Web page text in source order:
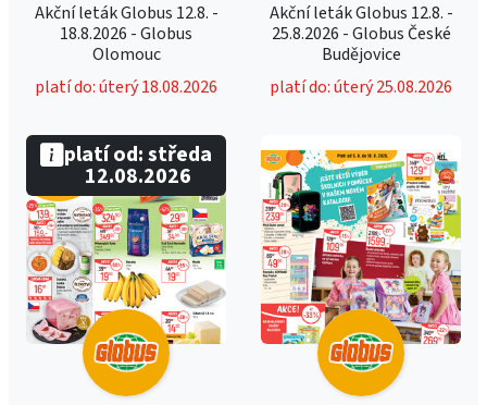
Akční leták Globus 12.8. -
18.8.2026 - Globus
Olomouc
platí do: úterý 18.08.2026
Akční leták Globus 12.8. -
25.8.2026 - Globus České
Budějovice
platí do: úterý 25.08.2026
platí od: středa
12.08.2026